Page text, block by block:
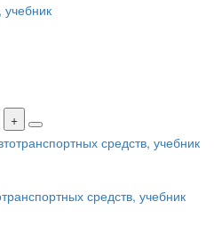
учебник
средств, учебник